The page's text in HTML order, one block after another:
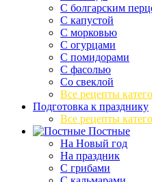
С болгарским
С капустой
С морковью
С огурцами
С помидорами
С фасолью
Со свеклой
Все рецепты
Подготовка к празднику
Все рецепты
Постные
На Новый год
На праздник
С грибами